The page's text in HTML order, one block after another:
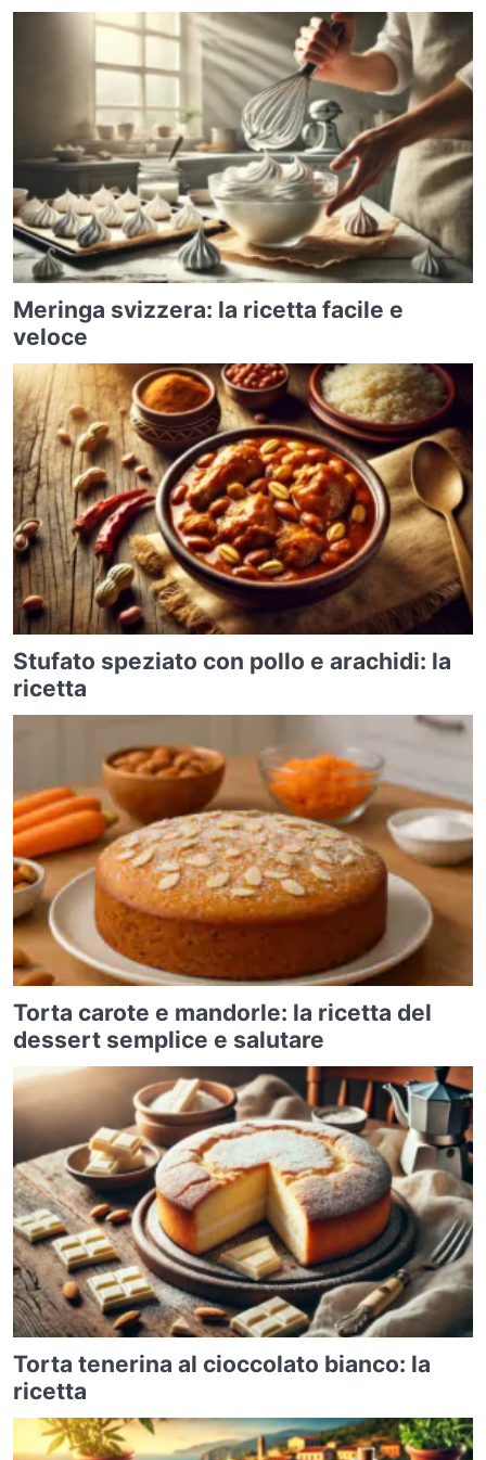
Meringa svizzera: la ricetta facile e
veloce
Stufato speziato con pollo e arachidi: la
ricetta
Torta carote e mandorle: la ricetta del
dessert semplice e salutare
Torta tenerina al cioccolato bianco: la
ricetta